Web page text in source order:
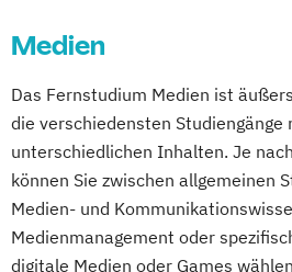
Integrales Gebäude- und
Light Engineering & Design
Logistikmanagement
Management in
Technologies
Marketing und Verkauf
Medien
Das Fernstudium Medien ist
die verschiedensten Studiengänge
unterschiedlichen Inhalten. Je
können Sie zwischen allgemeinen
Medien- und
Medienmanagement oder
digitale Medien oder Games